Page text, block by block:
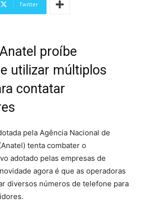
Twitter
proíbe
utilizar múltiplos
contatar
pela Agência Nacional de
tenta combater o
adotado pelas empresas de
agora é que as operadoras
diversos números de telefone para